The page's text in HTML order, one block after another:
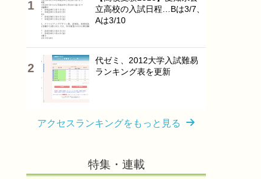
立高校の入試日程…Bは3/7、
Aは3/10
代ゼミ、2012大学入試難易
ランキング表を更新
アクセスランキングをもっと見る
特集・連載